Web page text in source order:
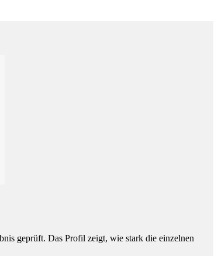
geprüft. Das Profil zeigt, wie stark die einzelnen